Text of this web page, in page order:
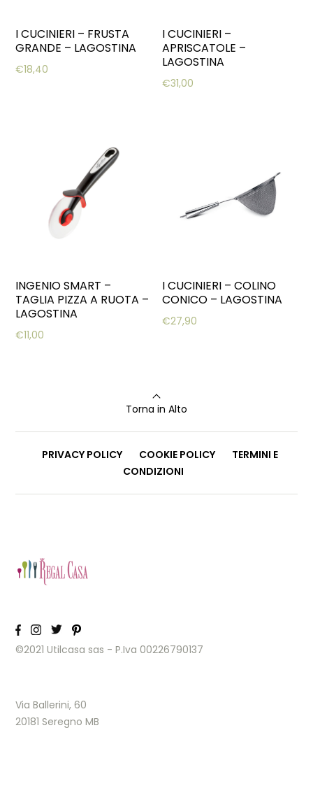
I CUCINIERI – FRUSTA
GRANDE – LAGOSTINA
€18,40
I CUCINIERI –
APRISCATOLE –
LAGOSTINA
€31,00
INGENIO SMART –
TAGLIA PIZZA A RUOTA –
LAGOSTINA
€11,00
I CUCINIERI – COLINO
CONICO – LAGOSTINA
€27,90
Torna in Alto
PRIVACY POLICY COOKIE POLICY
TERMINI E
CONDIZIONI
©2021 Utilcasa sas - P.Iva 00226790137
Via Ballerini, 60
20181 Seregno MB